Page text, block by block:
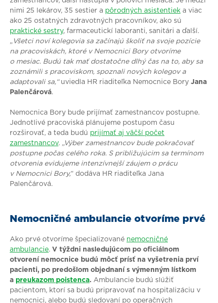
nimi 25 lekárov, 35 sestier a pôrodných asistentiek a viac
ako 25 ostatných zdravotných pracovníkov, ako sú
praktické sestry, farmaceutickí laboranti, sanitári a ďalší.
„ Všetci noví kolegovia sa začínajú školiť na svoje pozície
na pracoviskách, ktoré v Nemocnici Bory otvoríme
o mesiac. Budú tak mať dostatočne dlhý čas na to, aby sa
zoznámili s pracoviskom, spoznali nových kolegov a
adaptovali sa,“ uviedla HR riaditeľka Nemocnice Bory Jana
Palenčárová.
Nemocnica Bory bude prijímať zamestnancov postupne.
Jednotlivé pracoviská plánujeme postupom času
rozširovať, a teda budú prijímať aj väčší počet
zamestnancov. „Výber zamestnancov bude pokračovať
postupne počas celého roka. S približujúcim sa termínom
otvorenia evidujeme intenzívnejší záujem o prácu
v Nemocnici Bory,“ dodáva HR riaditeľka Jana
Palenčárová.
Nemocničné ambulancie otvoríme prvé
Ako prvé otvoríme špecializované nemocničné
ambulancie. V týždni nasledujúcom po oficiálnom
otvorení nemocnice budú môcť prísť na vyšetrenia prví
pacienti, po predošlom objednaní s výmenným lístkom
a preukazom poistenca. Ambulancie budú slúžiť
pacientom, ktorí sa budú pripravovať na hospitalizáciu v
nemocnici, alebo budú sledovaní po operačných